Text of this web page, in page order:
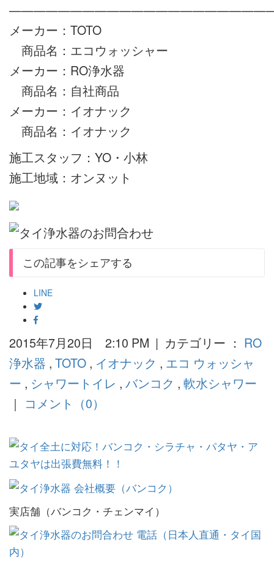
メーカー：TOTO
商品名：エコウォッシャー
メーカー：RO浄水器
商品名：自社商品
メーカー：イオナック
商品名：イオナック
施工スタッフ：YO・小林
施工地域：オンヌット
この記事をシェアする
LINE
2015年7月20日 2:10 PM | カテゴリー ： RO
浄水器 , TOTO , イオナック , エコ ウォッシャ
ー , シャワートイレ , バンコク , 軟水シャワー
｜ コメント（0）
実店舗（バンコク・チェンマイ）